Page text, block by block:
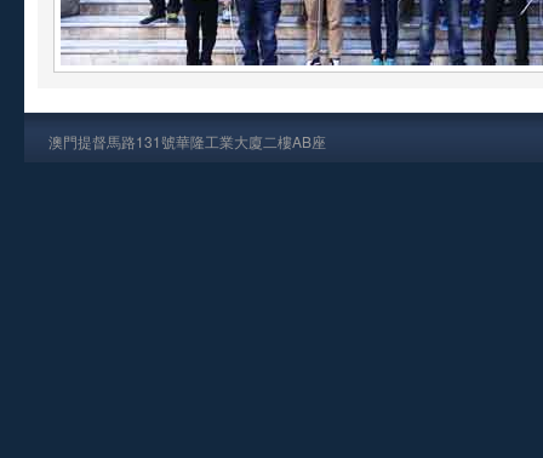
澳門提督馬路131號華隆工業大廈二樓AB座